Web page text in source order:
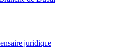
juridique